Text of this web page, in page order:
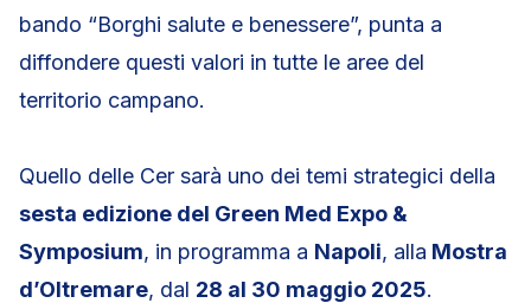
bando “Borghi salute e benessere”, punta a
diffondere questi valori in tutte le aree del
territorio campano.
Quello delle Cer sarà uno dei temi strategici della
sesta edizione del Green Med Expo &
Symposium, in programma a Napoli, alla Mostra
d’Oltremare, dal 28 al 30 maggio 2025.